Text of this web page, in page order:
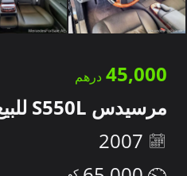
45,000
مرسيدس S550L للبيع
2007